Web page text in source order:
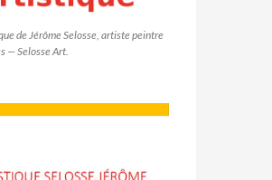
de Jérôme Selosse, artiste peintre
— Selosse Art.